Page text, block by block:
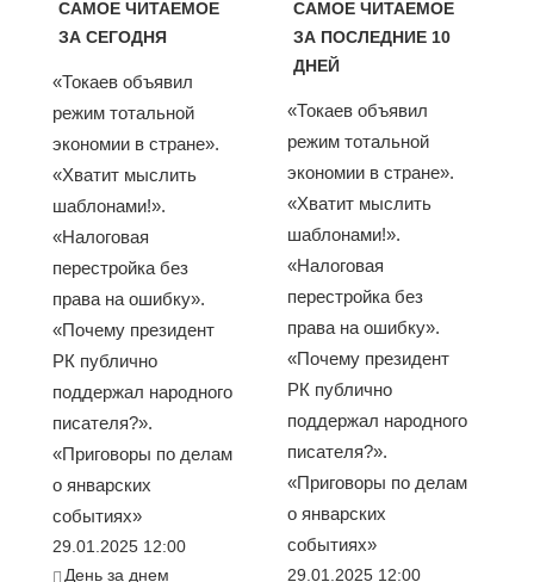
САМОЕ ЧИТАЕМОЕ
ЗА СЕГОДНЯ
«Токаев объявил
режим тотальной
экономии в стране».
«Хватит мыслить
шаблонами!».
«Налоговая
перестройка без
права на ошибку».
«Почему президент
РК публично
поддержал народного
писателя?».
«Приговоры по делам
о январских
событиях»
29.01.2025 12:00
День за днем
САМОЕ ЧИТАЕМОЕ
ЗА ПОСЛЕДНИЕ 10
ДНЕЙ
«Токаев объявил
режим тотальной
экономии в стране».
«Хватит мыслить
шаблонами!».
«Налоговая
перестройка без
права на ошибку».
«Почему президент
РК публично
поддержал народного
писателя?».
«Приговоры по делам
о январских
событиях»
29.01.2025 12:00